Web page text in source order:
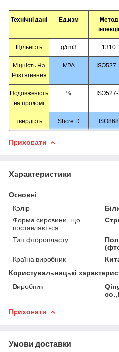
Технічні дані Ед.изм
Метод
інпекції
Щільність g/cm3 1310
Міцність На
Розтягнення
MPA ISO527-
Подовженість
на проломі
% ISO527-
твердість Shore D ISO868
Приховати
Характеристики
Основні
Колір
Форма сировини, що
поставляється
Тип фторопласту
Країна виробник
Користувальницькі
Виробник
Приховати
Умови доставки